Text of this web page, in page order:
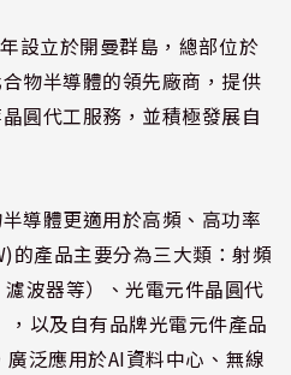
設立於開曼群島，總部位於
物半導體的領先廠商，提供
圓代工服務，並積極發展自
導體更適用於高頻、高功率
的產品主要分為三大類：射頻
波器等）、光電元件晶圓代
，以及自有品牌光電元件產品
廣泛應用於AI資料中心、無線